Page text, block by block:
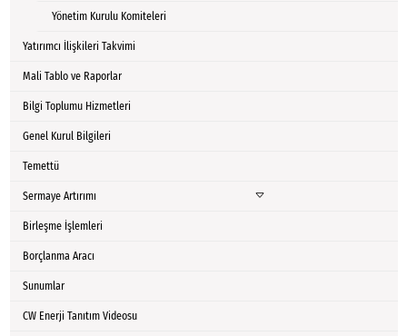
Yönetim Kurulu Komiteleri
Yatırımcı İlişkileri Takvimi
Mali Tablo ve Raporlar
Bilgi Toplumu Hizmetleri
Genel Kurul Bilgileri
Temettü
Sermaye Artırımı
Birleşme İşlemleri
Borçlanma Aracı
Sunumlar
CW Enerji Tanıtım Videosu